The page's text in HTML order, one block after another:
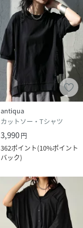
antiqua
カットソー・Tシャツ
3,990円
362ポイント(10%ポイント
バック)